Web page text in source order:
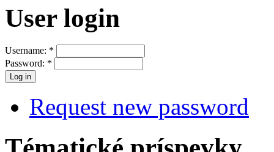
User login
Username: *
Password: *
Request new password